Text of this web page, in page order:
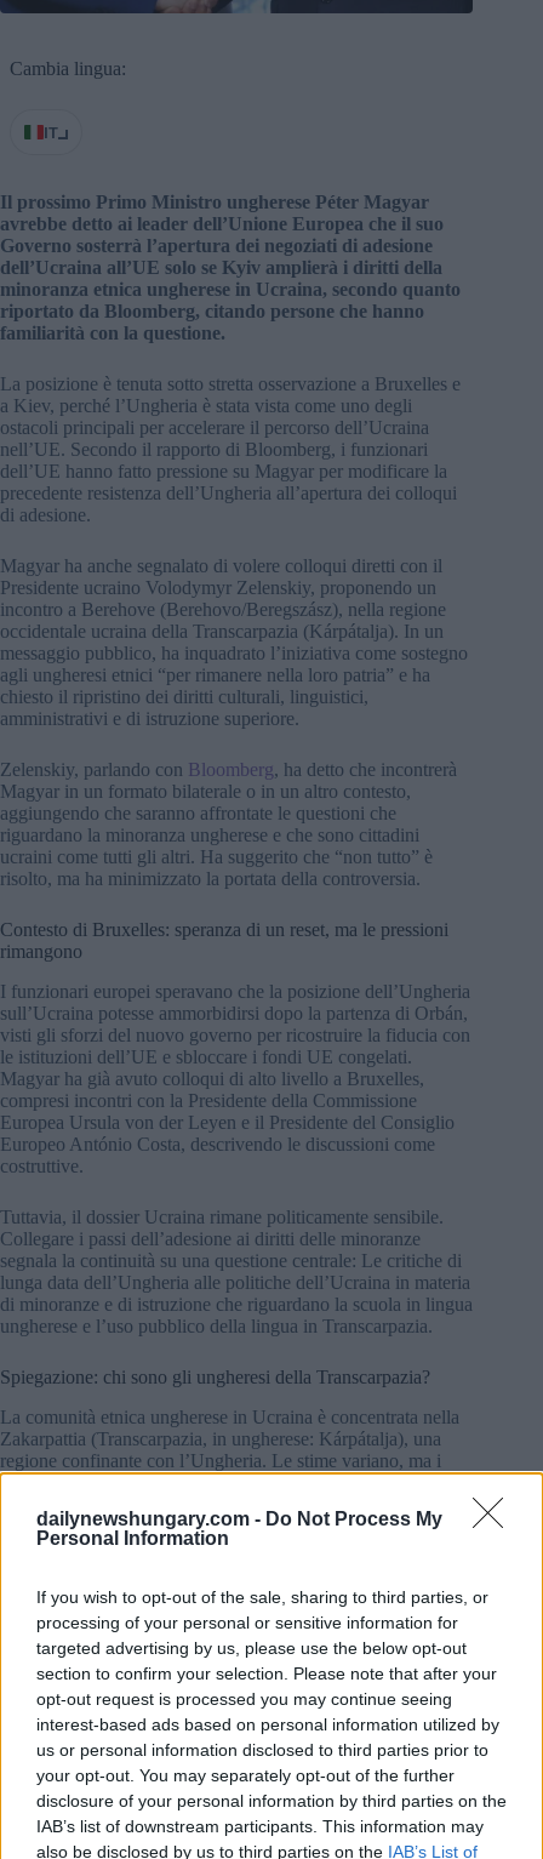
dailynewshungary.com - Do Not Process My
Personal Information
If you wish to opt-out of the sale, sharing to third parties, or
processing of your personal or sensitive information for
targeted advertising by us, please use the below opt-out
section to confirm your selection. Please note that after your
opt-out request is processed you may continue seeing
interest-based ads based on personal information utilized by
us or personal information disclosed to third parties prior to
your opt-out. You may separately opt-out of the further
disclosure of your personal information by third parties on the
IAB’s list of downstream participants. This information may
also be disclosed by us to third parties on the IAB’s List of
Cambia lingua:
IT
Il prossimo Primo Ministro ungherese Péter Magyar
avrebbe detto ai leader dell’Unione Europea che il suo
Governo sosterrà l’apertura dei negoziati di adesione
dell’Ucraina all’UE solo se Kyiv amplierà i diritti della
minoranza etnica ungherese in Ucraina, secondo quanto
riportato da Bloomberg, citando persone che hanno
familiarità con la questione.
La posizione è tenuta sotto stretta osservazione a Bruxelles e
a Kiev, perché l’Ungheria è stata vista come uno degli
ostacoli principali per accelerare il percorso dell’Ucraina
nell’UE. Secondo il rapporto di Bloomberg, i funzionari
dell’UE hanno fatto pressione su Magyar per modificare la
precedente resistenza dell’Ungheria all’apertura dei colloqui
di adesione.
Magyar ha anche segnalato di volere colloqui diretti con il
Presidente ucraino Volodymyr Zelenskiy, proponendo un
incontro a Berehove (Berehovo/Beregszász), nella regione
occidentale ucraina della Transcarpazia (Kárpátalja). In un
messaggio pubblico, ha inquadrato l’iniziativa come sostegno
agli ungheresi etnici “per rimanere nella loro patria” e ha
chiesto il ripristino dei diritti culturali, linguistici,
amministrativi e di istruzione superiore.
Zelenskiy, parlando con Bloomberg, ha detto che incontrerà
Magyar in un formato bilaterale o in un altro contesto,
aggiungendo che saranno affrontate le questioni che
riguardano la minoranza ungherese e che sono cittadini
ucraini come tutti gli altri. Ha suggerito che “non tutto” è
risolto, ma ha minimizzato la portata della controversia.
Contesto di Bruxelles: speranza di un reset, ma le pressioni
rimangono
I funzionari europei speravano che la posizione dell’Ungheria
sull’Ucraina potesse ammorbidirsi dopo la partenza di Orbán,
visti gli sforzi del nuovo governo per ricostruire la fiducia con
le istituzioni dell’UE e sbloccare i fondi UE congelati.
Magyar ha già avuto colloqui di alto livello a Bruxelles,
compresi incontri con la Presidente della Commissione
Europea Ursula von der Leyen e il Presidente del Consiglio
Europeo António Costa, descrivendo le discussioni come
costruttive.
Tuttavia, il dossier Ucraina rimane politicamente sensibile.
Collegare i passi dell’adesione ai diritti delle minoranze
segnala la continuità su una questione centrale: Le critiche di
lunga data dell’Ungheria alle politiche dell’Ucraina in materia
di minoranze e di istruzione che riguardano la scuola in lingua
ungherese e l’uso pubblico della lingua in Transcarpazia.
Spiegazione: chi sono gli ungheresi della Transcarpazia?
La comunità etnica ungherese in Ucraina è concentrata nella
Zakarpattia (Transcarpazia, in ungherese: Kárpátalja), una
regione confinante con l’Ungheria. Le stime variano, ma i
rapporti internazionali indicano comunemente una comunità
completo dell’Ucraina (2001) ha registrato 156.600 persone
di etnia ungherese nel Paese, in gran parte nella Zakarpattia.
Negli ultimi due decenni, il numero di ungheresi in
Transcarpazia è diminuito a causa dell’ambiente ostile creato
dalle autorità e dai politici ucraini. La guerra ha causato un
drastico calo della popolazione ungherese e, secondo stime
ottimistiche, oggi ci sono solo 75.000 ungheresi che vivono in
Ucraina, o anche meno.
Per molti ungheresi, l’argomento storico è centrale: le tribù
ungheresi arrivarono nel bacino dei Carpazi intorno all’895, e
le comunità ungheresi hanno vissuto attraverso i confini
mutevoli della regione per più di un millennio.
Ecco perché i dibattiti politici ungheresi spesso descrivono gli